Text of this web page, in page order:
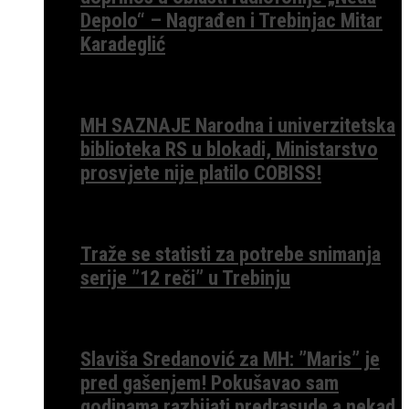
Depolo“ – Nagrađen i Trebinjac Mitar
Karadeglić
MH SAZNAJE Narodna i univerzitetska
biblioteka RS u blokadi, Ministarstvo
prosvjete nije platilo COBISS!
Traže se statisti za potrebe snimanja
serije ”12 reči” u Trebinju
Slaviša Sredanović za MH: ”Maris” je
pred gašenjem! Pokušavao sam